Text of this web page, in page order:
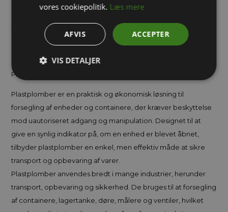
nummerserier i pakker, 1.000 plast plomber. Det er muligt få
trykt firmanavn eller tekst på op til 20 tegn på plast plomben.
Kontakt os på telefon
71 99 02 95 for yderligere information.
Plastplomber – Effektiv Sikkerhed og Forsegling
Plastplomber er en praktisk og økonomisk løsning til
forsegling af enheder og containere, der kræver beskyttelse
mod uautoriseret adgang og manipulation. Designet til at
give en synlig indikator på, om en enhed er blevet åbnet,
tilbyder plastplomber en enkel, men effektiv måde at sikre
transport og opbevaring af varer.
Plastplomber anvendes bredt i mange industrier, herunder
transport, opbevaring og sikkerhed. De bruges til at forsegling
af containere, lagertanke, døre, målere og ventiler, hvilket
vores cookiepolitik. Læs mere
ACCEPTER
AFVIS
VIS DETALJER